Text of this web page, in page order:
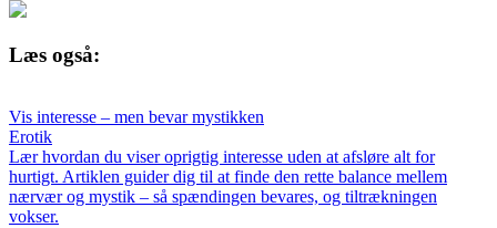
Læs også:
Vis interesse – men bevar mystikken
Erotik
Lær hvordan du viser oprigtig interesse uden at afsløre alt for
hurtigt. Artiklen guider dig til at finde den rette balance mellem
nærvær og mystik – så spændingen bevares, og tiltrækningen
vokser.